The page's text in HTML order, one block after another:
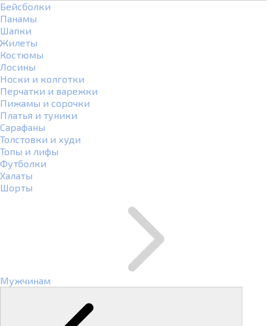
Бейсболки
Панамы
Шапки
Жилеты
Костюмы
Лосины
Носки и колготки
Перчатки и варежки
Пижамы и сорочки
Платья и туники
Сарафаны
Толстовки и худи
Топы и лифы
Футболки
Халаты
Шорты
Мужчинам